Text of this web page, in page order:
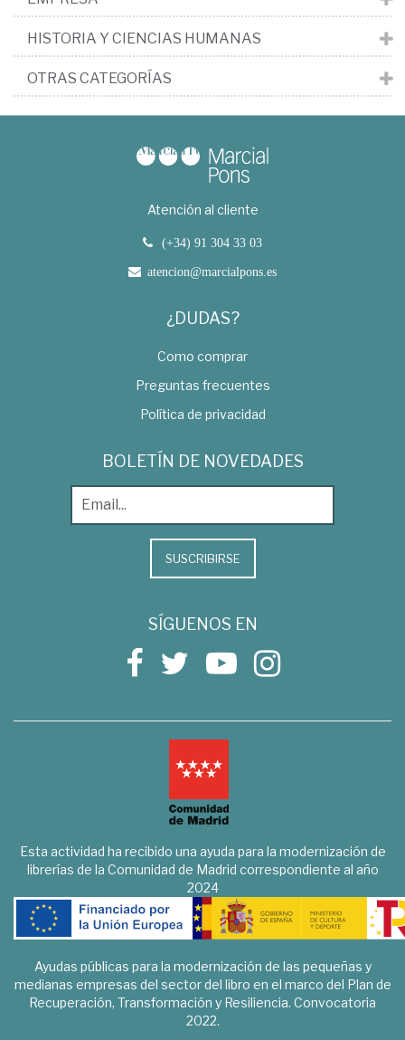
HISTORIA Y CIENCIAS HUMANAS
OTRAS CATEGORÍAS
Atención al cliente
(+34) 91 304 33 03
atencion@marcialpons.es
¿DUDAS?
Como comprar
Preguntas frecuentes
Política de privacidad
BOLETÍN DE NOVEDADES
SUSCRIBIRSE
SÍGUENOS EN
Esta actividad ha recibido una ayuda para la modernización de
librerías de la Comunidad de Madrid correspondiente al año
2024
Ayudas públicas para la modernización de las pequeñas y
medianas empresas del sector del libro en el marco del Plan de
Recuperación, Transformación y Resiliencia. Convocatoria
2022.